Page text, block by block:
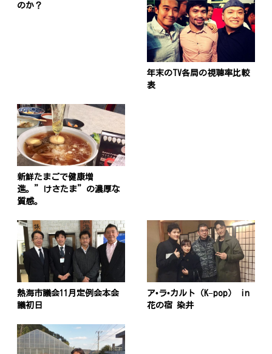
のか？
年末のTV各局の視聴率比較
表
新鮮たまごで健康増
進。”けさたま”の濃厚な
質感。
熱海市議会11月定例会本会
議初日
ア•ラ•カルト（K−pop） in
花の宿 染井